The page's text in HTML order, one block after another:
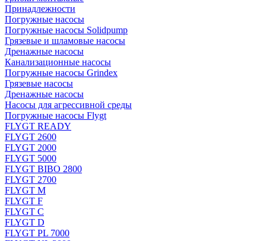
Принадлежности
Погружные насосы
Погружные насосы Solidpump
Грязевые и шламовые насосы
Дренажные насосы
Канализационные насосы
Погружные насосы Grindex
Грязевые насосы
Дренажные насосы
Насосы для агрессивной среды
Погружные насосы Flygt
FLYGT READY
FLYGT 2600
FLYGT 2000
FLYGT 5000
FLYGT BIBO 2800
FLYGT 2700
FLYGT M
FLYGT F
FLYGT C
FLYGT D
FLYGT PL 7000